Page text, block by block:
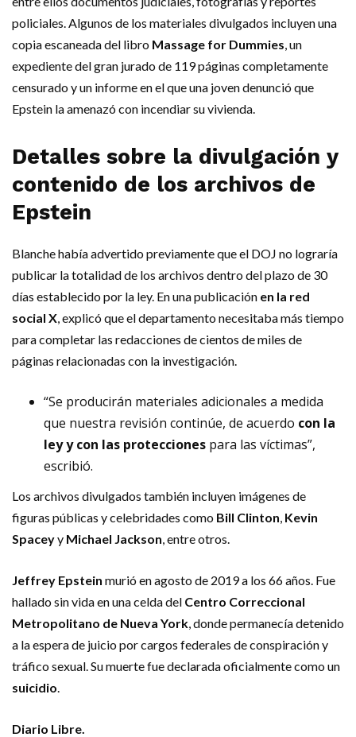
policiales. Algunos de los materiales divulgados incluyen una
copia escaneada del libro Massage for Dummies, un
expediente del gran jurado de 119 páginas completamente
censurado y un informe en el que una joven denunció que
Epstein la amenazó con incendiar su vivienda.
Detalles sobre la divulgación y
contenido de los archivos de
Epstein
Blanche había advertido previamente que el DOJ no lograría
publicar la totalidad de los archivos dentro del plazo de 30
días establecido por la ley. En una publicación en la red
social X, explicó que el departamento necesitaba más tiempo
para completar las redacciones de cientos de miles de
páginas relacionadas con la investigación.
“Se producirán materiales adicionales a medida
que nuestra revisión continúe, de acuerdo con la
ley y con las protecciones para las víctimas”,
escribió.
Los archivos divulgados también incluyen imágenes de
figuras públicas y celebridades como Bill Clinton, Kevin
Spaceyy Michael Jackson, entre otros.
Jeffrey Epstein murió en agosto de 2019 a los 66 años. Fue
hallado sin vida en una celda del Centro Correccional
Metropolitano de Nueva York, donde permanecía detenido
a la espera de juicio por cargos federales de conspiración y
tráfico sexual. Su muerte fue declarada oficialmente como un
suicidio.
Diario Libre.